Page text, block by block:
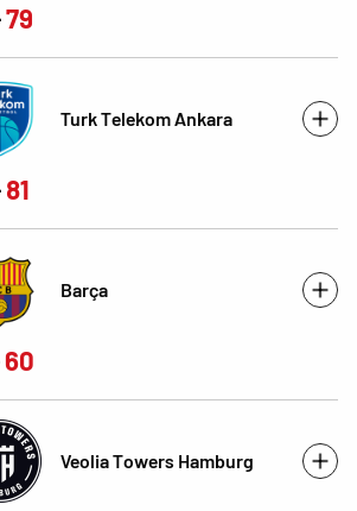
79
Turk Telekom Ankara
81
Barça
60
Veolia Towers Hamburg